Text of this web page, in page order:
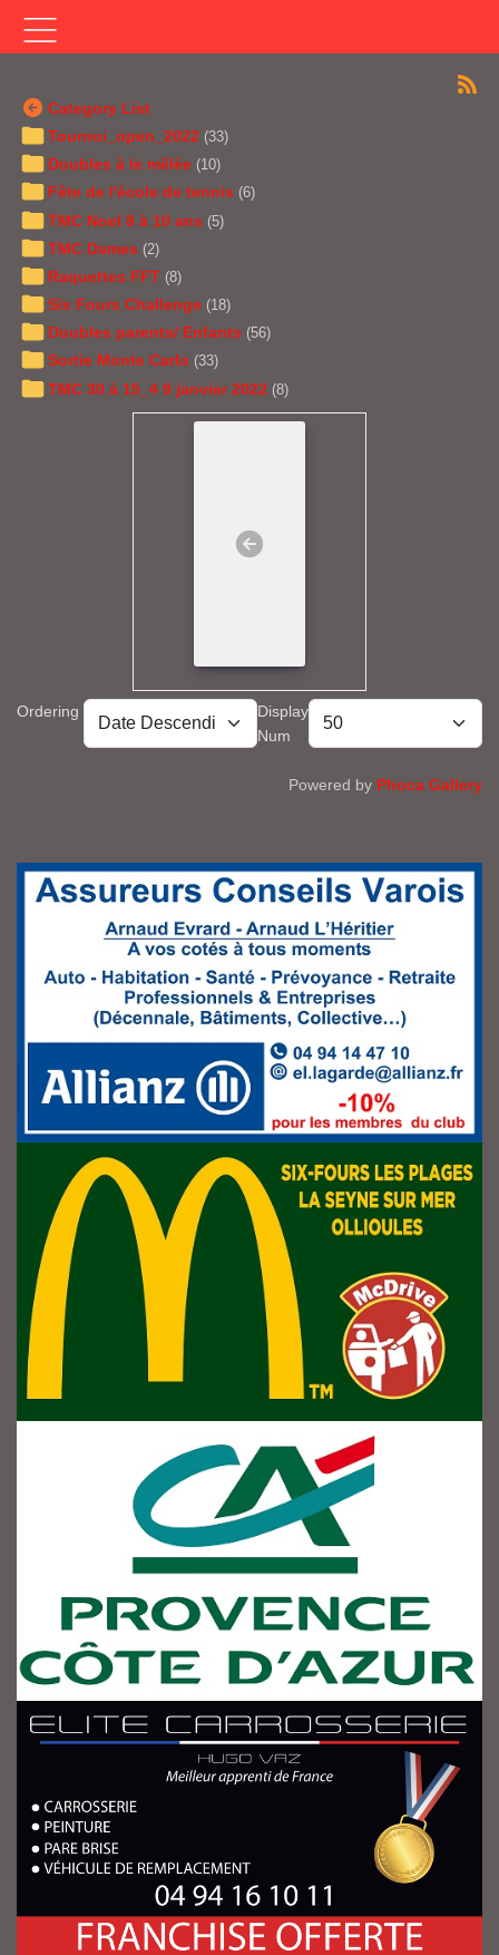
Category List
Tournoi_open_2022 (33)
Doubles à le mêlée (10)
Fête de l'école de tennis (6)
TMC Noel 8 à 10 ans (5)
TMC Dames (2)
Raquettes FFT (8)
Six Fours Challenge (18)
Doubles parents/ Enfants (56)
Sortie Monte Carlo (33)
TMC 30 à 15_4 9 janvier 2022 (8)
Ordering
Display
Num
Powered by Phoca Gallery